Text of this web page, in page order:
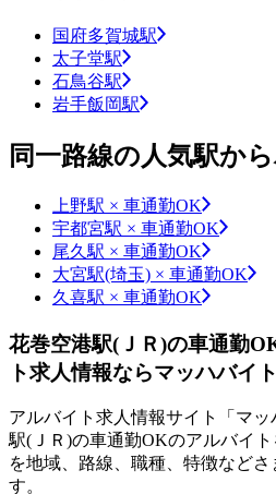
国府多賀城駅
太子堂駅
石鳥谷駅
岩手飯岡駅
同一路線の人気駅か
上野駅 × 車通勤OK
宇都宮駅 × 車通勤OK
尾久駅 × 車通勤OK
大宮駅(埼玉) × 車通勤OK
久喜駅 × 車通勤OK
花巻空港駅(ＪＲ)の車通勤
ト求人情報ならマッハバイト
アルバイト求人情報サイト「マ
駅(ＪＲ)の車通勤OKのアルバイ
を地域、路線、職種、特徴など
す。